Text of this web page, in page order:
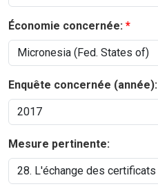
Économie concernée:
Enquête concernée (année):
Mesure pertinente: